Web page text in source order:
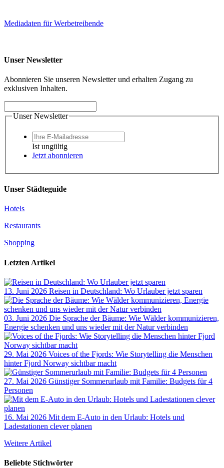
Mediadaten für Werbetreibende
Unser Newsletter
Abonnieren Sie unseren Newsletter und erhalten Zugang zu
exklusiven Inhalten.
Unser Newsletter
Ist ungültig
Jetzt abonnieren
Unser Städteguide
Hotels
Restaurants
Shopping
Letzten Artikel
13. Juni 2026 Reisen in Deutschland: Wo Urlauber jetzt sparen
03. Juni 2026 Die Sprache der Bäume: Wie Wälder kommunizieren,
Energie schenken und uns wieder mit der Natur verbinden
29. Mai 2026 Voices of the Fjords: Wie Storytelling die Menschen
hinter Fjord Norway sichtbar macht
27. Mai 2026 Günstiger Sommerurlaub mit Familie: Budgets für 4
Personen
16. Mai 2026 Mit dem E-Auto in den Urlaub: Hotels und
Ladestationen clever planen
Weitere Artikel
Beliebte Stichwörter